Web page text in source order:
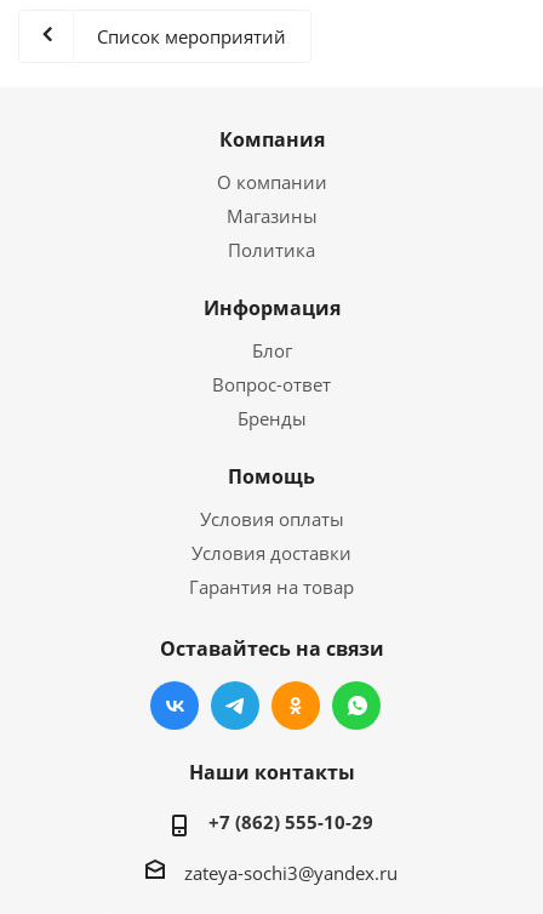
Список мероприятий
Компания
О компании
Магазины
Политика
Информация
Блог
Вопрос-ответ
Бренды
Помощь
Условия оплаты
Условия доставки
Гарантия на товар
Оставайтесь на связи
Наши контакты
+7 (862) 555-10-29
zateya-sochi3@yandex.ru